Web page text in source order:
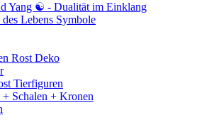
Yang ☯ - Dualität im Einklang
Lebens Symbole
Rost Deko
Tierfiguren
+ Schalen + Kronen